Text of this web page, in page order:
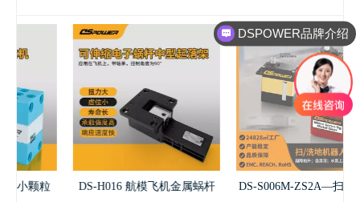
DS-H016 航模飞机金属蜗杆
DS-S006M-ZS2A—扫/洗地机
DSPOWER品牌介绍